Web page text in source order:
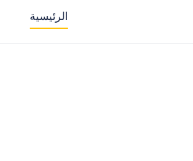
الرئيسية